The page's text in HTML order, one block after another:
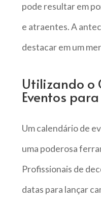
pode resultar em
e atraentes. A
destacar em um
Utilizando o
Eventos
Um calendário de
uma poderosa
Profissionais de
datas para lançar